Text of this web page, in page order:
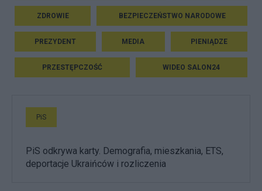
ZDROWIE BEZPIECZEŃSTWO NARODOWE
PREZYDENT MEDIA PIENIĄDZE
PRZESTĘPCZOŚĆ WIDEO SALON24
PiS
PiS odkrywa karty. Demografia, mieszkania, ETS,
deportacje Ukraińców i rozliczenia